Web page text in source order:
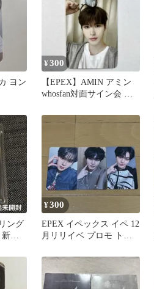
ヨン
¥300
【EPEX】AMIN アミン
whosfan対面サイン会 未
ング
品
¥300
EPEX イペックス イペ 12
月リリイベ プロモ トレ